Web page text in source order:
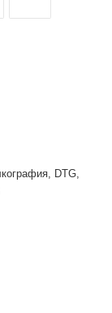
DTG,